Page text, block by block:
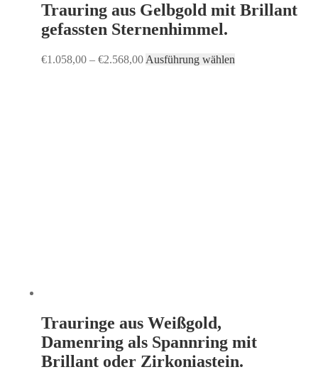
Trauring aus Gelbgold mit Brillant
gefassten Sternenhimmel.
€1.058,00 – €2.568,00 Ausführung wählen
Trauringe aus Weißgold,
Damenring als Spannring mit
Brillant oder Zirkoniastein.